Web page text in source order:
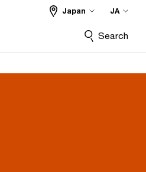
Japan JA
Search